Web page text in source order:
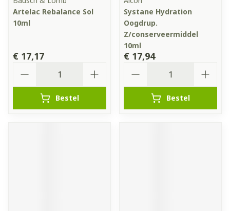
Artelac Rebalance Sol
10ml
€ 17,17
Bestel
Systane Hydration
Oogdrup.
Z/conserveermiddel
10ml
€ 17,94
Bestel